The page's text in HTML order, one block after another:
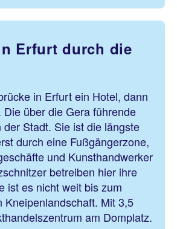
Erfurt durch die
in Erfurt ein Hotel, dann
über die Gera führende
Stadt. Sie ist die längste
durch eine Fußgängerzone,
und Kunsthandwerker
betreiben hier ihre
ist es nicht weit bis zum
Mit 3,5
am Domplatz.